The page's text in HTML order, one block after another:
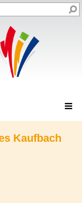
Kaufbach